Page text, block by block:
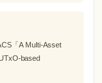
「A Multi-Asset
based